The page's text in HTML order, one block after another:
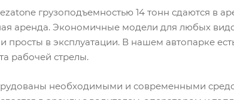
грузоподъемностью 14 тонн сдаются в
аренда. Экономичные модели для любых
просты в эксплуатации. В нашем автопарке
рабочей стрелы.
необходимыми и современными